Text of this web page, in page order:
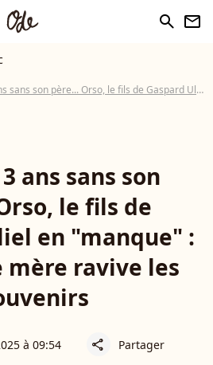
search newsletter
son père... Orso, le fils de Gaspard Ulliel en "manque" : sa célèbre mère ravive les souvenirs
ans sans son
le fils de
en "manque" :
mère ravive les
à 09:54 share Partager